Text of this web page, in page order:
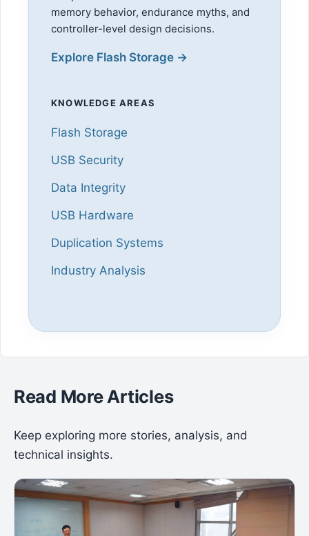
memory behavior, endurance myths, and
controller-level design decisions.
Explore Flash Storage →
KNOWLEDGE AREAS
Flash Storage
USB Security
Data Integrity
USB Hardware
Duplication Systems
Industry Analysis
Read More Articles
Keep exploring more stories, analysis, and
technical insights.